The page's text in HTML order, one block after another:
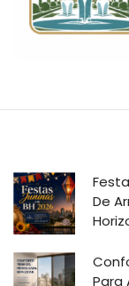
De
Para